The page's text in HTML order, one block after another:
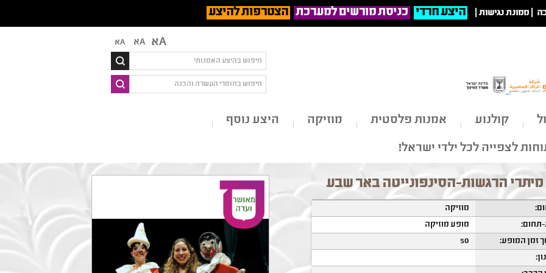
ממונת נגישות היצע חרדי כניסת מורשים למערכת הצטרפות להיצע
Aא Aא Aא
קולנוע אמנות פלסטית מוזיקה
היצע נוסף
לצפייה לכל ילדי ישראל!
הרגשות-הסינפונייטה באר שבע
מוזיקה
תחום:
מופע מוזיקה
זמן המופע:
50